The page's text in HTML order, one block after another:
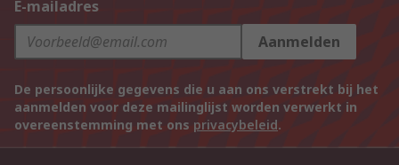
E-mailadres
Aanmelden
De persoonlijke gegevens die u aan ons verstrekt bij het
aanmelden voor deze mailinglijst worden verwerkt in
overeenstemming met ons privacybeleid.